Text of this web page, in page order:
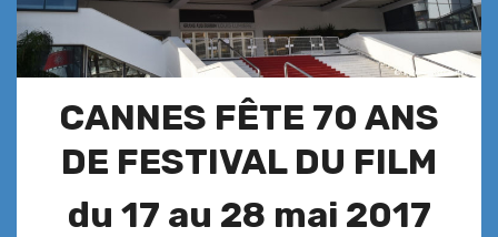
CANNES FÊTE 70 ANS
DE FESTIVAL DU FILM
du 17 au 28 mai 2017